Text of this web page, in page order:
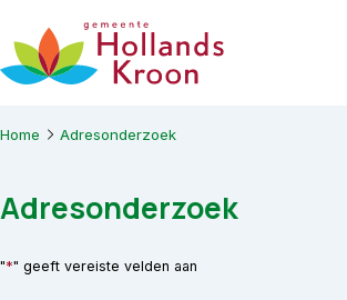
Ga naar de inhoud
Home Adresonderzoek
Adresonderzoek
"*" geeft vereiste velden aan